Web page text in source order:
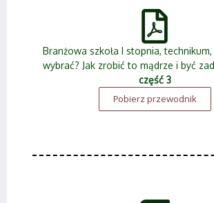
Branżowa szkoła I stopnia,
wybrać? Jak zrobić to mądrze i być
część 3
Pobierz przewodnik